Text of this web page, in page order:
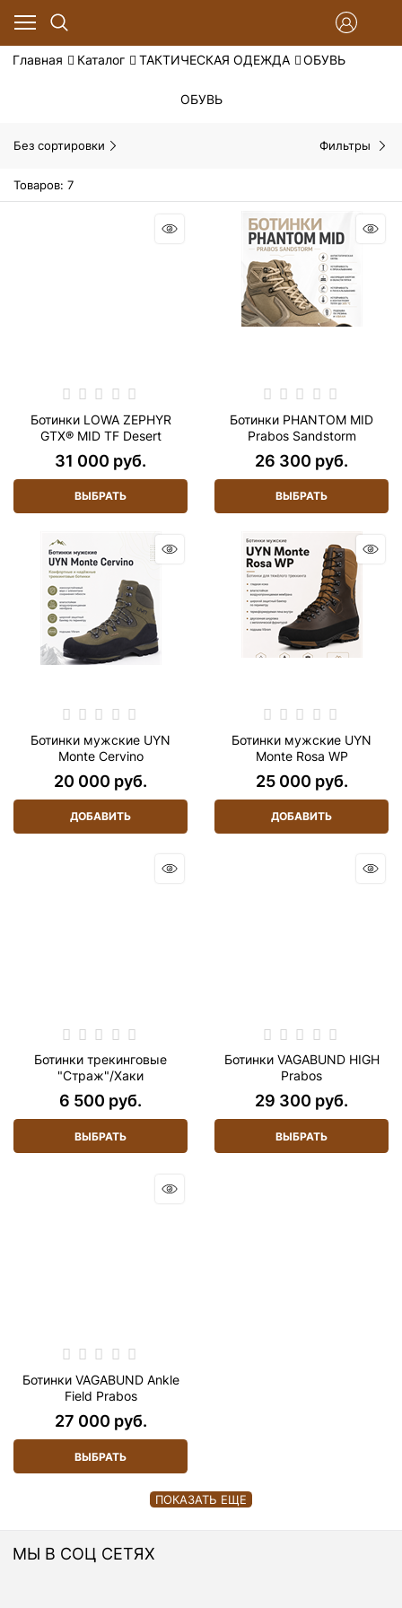
Главная Каталог ТАКТИЧЕСКАЯ ОДЕЖДА ОБУВЬ
ОБУВЬ
Без сортировки Фильтры
Товаров: 7
Ботинки LOWA ZEPHYR
GTX® MID TF Desert
31 000 руб.
ВЫБРАТЬ
Ботинки PHANTOM MID
Prabos Sandstorm
26 300 руб.
ВЫБРАТЬ
Ботинки мужские UYN
Monte Cervino
20 000 руб.
ДОБАВИТЬ
Ботинки мужские UYN
Monte Rosa WP
25 000 руб.
ДОБАВИТЬ
Ботинки трекинговые
"Страж"/Хаки
6 500 руб.
ВЫБРАТЬ
Ботинки VAGABUND HIGH
Prabos
29 300 руб.
ВЫБРАТЬ
Ботинки VAGABUND Ankle
Field Prabos
27 000 руб.
ВЫБРАТЬ
ПОКАЗАТЬ ЕЩЕ
МЫ В СОЦ СЕТЯХ